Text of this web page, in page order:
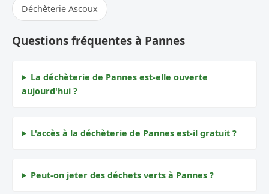
Déchèterie Ascoux
Questions fréquentes à Pannes
La déchèterie de Pannes est-elle ouverte
aujourd'hui ?
L'accès à la déchèterie de Pannes est-il gratuit ?
Peut-on jeter des déchets verts à Pannes ?